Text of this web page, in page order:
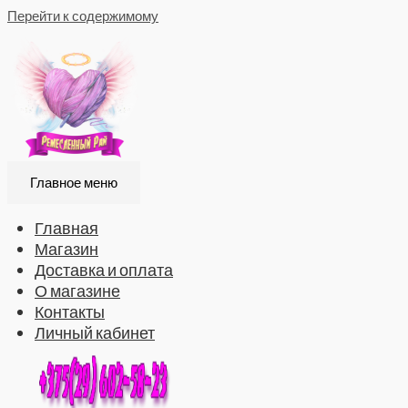
Перейти к содержимому
Главное меню
Главная
Магазин
Доставка и оплата
О магазине
Контакты
Личный кабинет